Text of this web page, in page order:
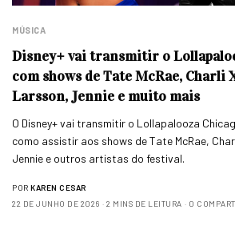
MÚSICA
Disney+ vai transmitir o
com shows de Tate McRae, Charli
Larsson, Jennie e muito mais
O Disney+ vai transmitir o Lollapalooza
como assistir aos shows de Tate McRae,
Jennie e outros artistas do festival.
POR KAREN CESAR
22 DE JUNHO DE 2026
2 MINS DE LEITURA 0